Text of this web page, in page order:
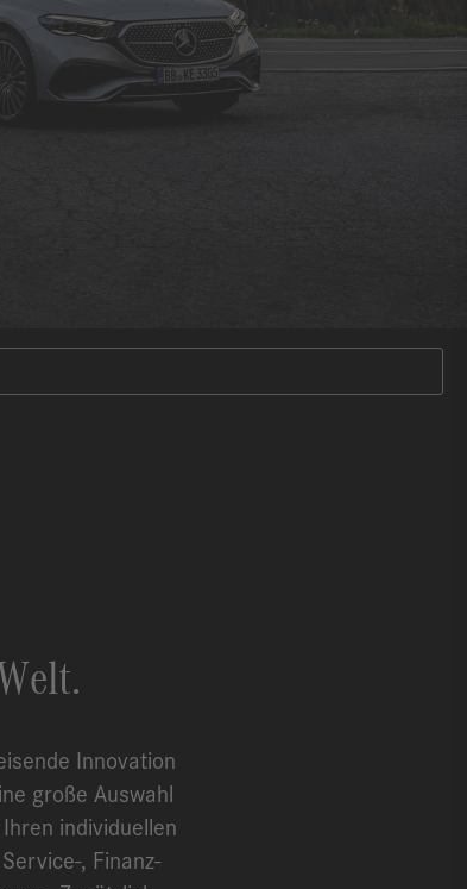
Innovation
große Auswahl
individuellen
, Finanz-